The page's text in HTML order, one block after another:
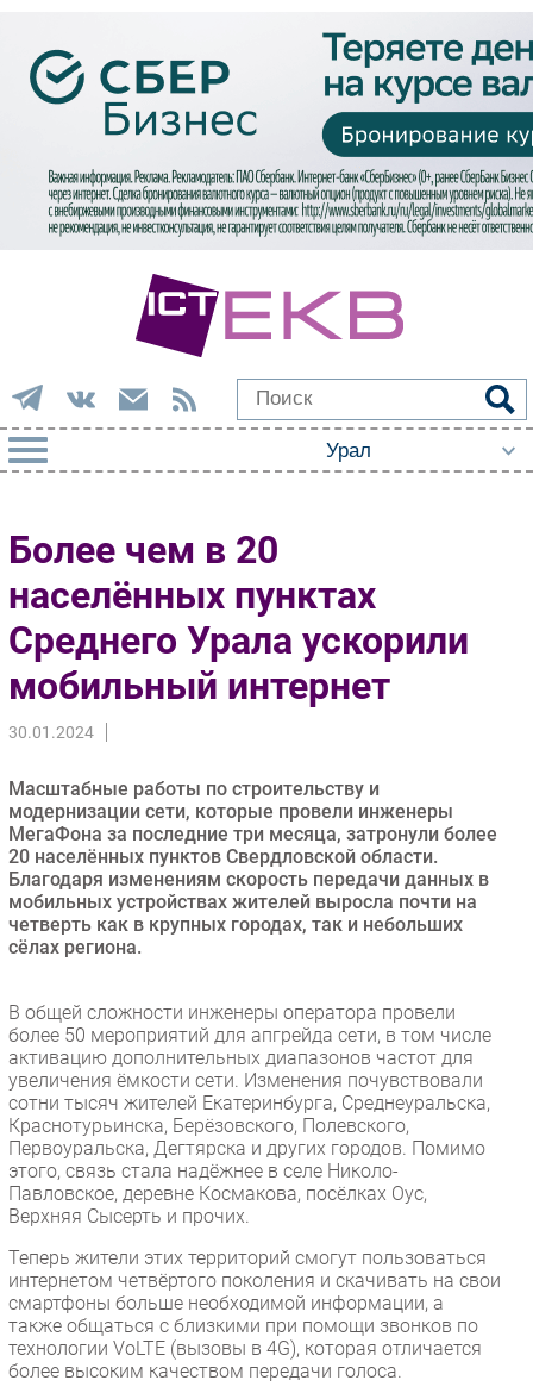
Импорто­замещение
Автоматизация Промышленности
Интернет
Мобильная связь
Фиксированная связь
Интеграция
Маркетинг
Торговые сети
Оборудование
ПО
Outsourcing
Финансы
Web
Безопасность
Инновации
CIO/Управление ИТ
Гаджеты
РАЗДЕЛЫ
Новости
Аналитика
Более чем в 20
населённых пунктах
Среднего Урала ускорили
мобильный интернет
30.01.2024
Масштабные работы по строительству и
модернизации сети, которые провели инженеры
МегаФона за последние три месяца, затронули более
20 населённых пунктов Свердловской области.
Благодаря изменениям скорость передачи данных в
мобильных устройствах жителей выросла почти на
четверть как в крупных городах, так и небольших
сёлах региона.
В общей сложности инженеры оператора провели
более 50 мероприятий для апгрейда сети, в том числе
активацию дополнительных диапазонов частот для
увеличения ёмкости сети. Изменения почувствовали
сотни тысяч жителей Екатеринбурга, Среднеуральска,
Краснотурьинска, Берёзовского, Полевского,
Первоуральска, Дегтярска и других городов. Помимо
этого, связь стала надёжнее в селе Николо-
Павловское, деревне Космакова, посёлках Оус,
Верхняя Сысерть и прочих.
Теперь жители этих территорий смогут пользоваться
интернетом четвёртого поколения и скачивать на свои
смартфоны больше необходимой информации, а
также общаться с близкими при помощи звонков по
технологии VoLTE (вызовы в 4G), которая отличается
более высоким качеством передачи голоса.